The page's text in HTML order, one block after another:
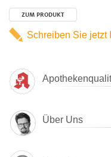
ZUM PRODUKT
Schreiben Sie jetzt
Über Uns